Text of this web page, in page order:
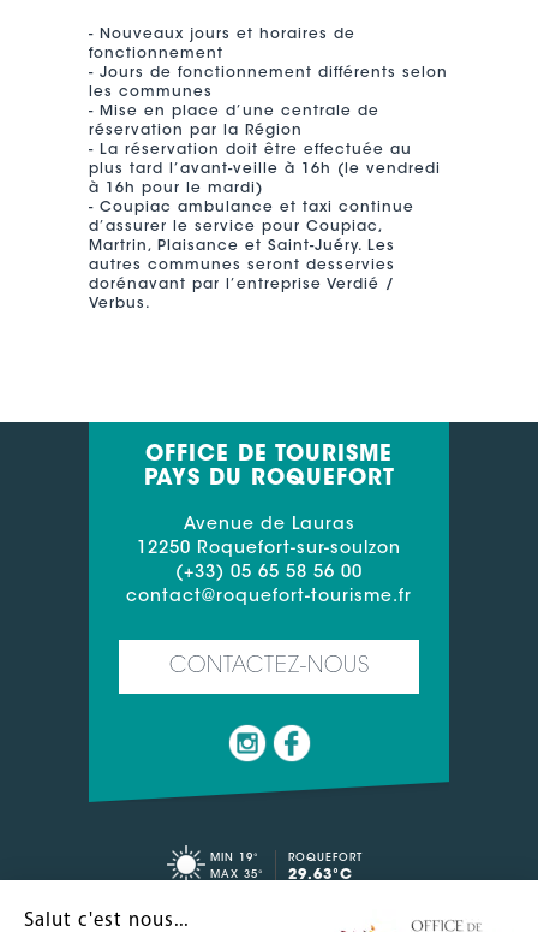
- Nouveaux jours et horaires de
fonctionnement
- Jours de fonctionnement différents selon
les communes
- Mise en place d’une centrale de
réservation par la Région
- La réservation doit être effectuée au
plus tard l’avant-veille à 16h (le vendredi
à 16h pour le mardi)
- Coupiac ambulance et taxi continue
d’assurer le service pour Coupiac,
Martrin, Plaisance et Saint-Juéry. Les
autres communes seront desservies
dorénavant par l’entreprise Verdié /
Verbus.
OFFICE DE TOURISME
PAYS DU ROQUEFORT
Avenue de Lauras
12250 Roquefort-sur-soulzon
(+33) 05 65 58 56 00
contact@roquefort-tourisme.fr
CONTACTEZ-NOUS
ROQUEFORT
29.63°C
MIN 19°
MAX 35°
CONTACT ESPACE PRO
Salut c'est nous...